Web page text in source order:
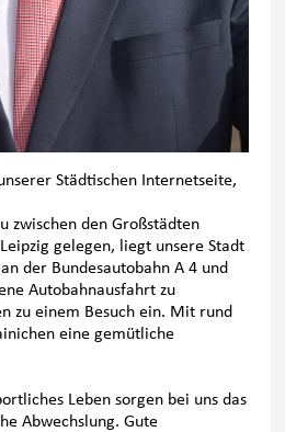
Städtischen Internetseite,
zwischen den Großstädten
gelegen, liegt unsere Stadt
der Bundesautobahn A 4 und
Autobahnausfahrt zu
zu einem Besuch ein. Mit rund
eine gemütliche
Leben sorgen bei uns das
Abwechslung. Gute